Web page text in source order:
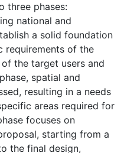
three phases:
national and
a solid foundation
requirements of the
the target users and
spatial and
resulting in a needs
areas required for
focuses on
starting from a
the final design,